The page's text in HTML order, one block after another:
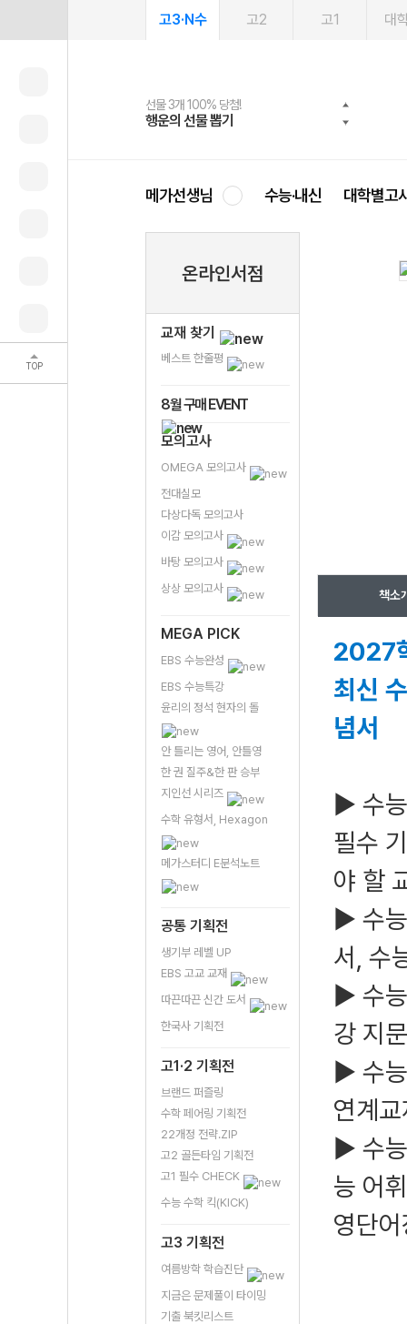
TOP
고3·N수 고2 고1 대
선물 3개 100% 당첨!
행운의 선물 뽑기
선물 100% 증정!
메가스터디 X 올리브
여름방학 스터디 캐시백
메가런 썸머스쿨
2027 러셀 단과
강사 공개선발
스마트러닝앱
설문 EVENT
메가패스
3일 무료 체험권
메가패스 수강생 무료혜택!
메가클럽 멤버십
사회공헌 캠페인
희망이룸 메가나눔
메가선생님 수능·내신 대학별고
온라인서점
교재 찾기
베스트 한줄평
8월 구매 EVENT
모의고사
OMEGA 모의고사
전대실모
다상다독 모의고사
이감 모의고사
바탕 모의고사
상상 모의고사
MEGA PICK
EBS 수능완성
EBS 수능특강
윤리의 정석 현자의 돌
안 틀리는 영어, 안틀영
한 권 질주&한 판 승부
지인선 시리즈
수학 유형서, Hexagon
메가스터디 E분석노트
공통 기획전
생기부 레벨 UP
EBS 고교 교재
따끈따끈 신간 도서
한국사 기획전
고1·2 기획전
브랜드 퍼즐링
수학 페어링 기획전
22개정 전략.ZIP
고2 골든타임 기획전
고1 필수 CHECK
수능 수학 킥(KICK)
고3 기획전
여름방학 학습진단
지금은 문제풀이 타이밍
기출 북킷리스트
책소
2027
최신
념서
▶ 수
필수
야 할
▶ 수
서, 수
▶ 수
강 지
▶ 수
연계
▶ 수
능 어
영단